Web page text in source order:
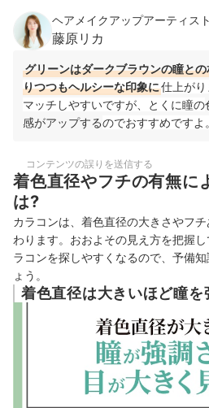
ヘアメイクアップアーティス
藤原リカ
グリーンはダークブラウンの瞳と
りつつもヘルシーな印象に仕上がり
マッチしやすいですが、とくに瞳の
感がアップするのでおすすめですよ。
コンテンツの誤りを送信する
着色直径やフチの有無に
は?
カラコンは、着色直径の大きさやフ
わります。おおよその見え方を把握
ラコンを探しやすくなるので、予備
ょう。
着色直径は大きいほど瞳を